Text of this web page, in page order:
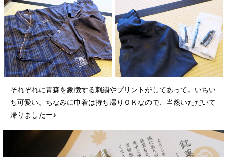
それぞれに青森を象徴する刺繍やプリントがしてあって。いちい
ち可愛い。ちなみに巾着は持ち帰りＯＫなので、当然いただいて
帰りましたー♪